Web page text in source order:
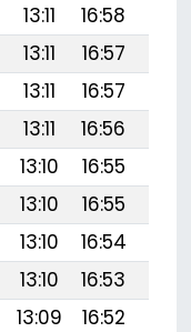
13:11 16:58
13:11 16:57
13:11 16:57
13:11 16:56
13:10 16:55
13:10 16:55
13:10 16:54
13:10 16:53
13:09 16:52